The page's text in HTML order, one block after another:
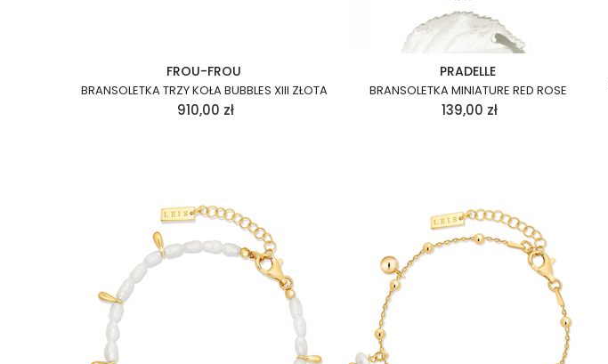
FROU-FROU
BRANSOLETKA TRZY KOŁA BUBBLES XIII ZŁOTA
910,00 zł
PRADELLE
BRANSOLETKA MINIATURE RED ROSE
139,00 zł